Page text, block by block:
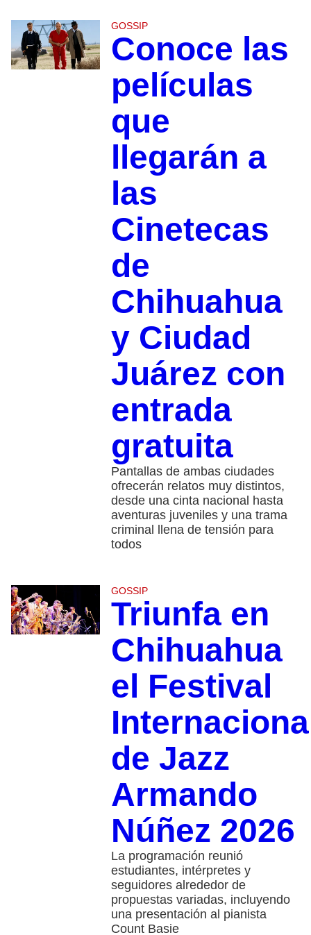
GOSSIP
Conoce las
películas
que
llegarán a
las
Cinetecas
de
Chihuahua
y Ciudad
Juárez con
entrada
gratuita
Pantallas de ambas ciudades
ofrecerán relatos muy distintos,
desde una cinta nacional hasta
aventuras juveniles y una trama
criminal llena de tensión para
todos
GOSSIP
Triunfa en
Chihuahua
el Festival
de Jazz
Armando
Núñez 2026
La programación reunió
estudiantes, intérpretes y
seguidores alrededor de
propuestas variadas, incluyendo
una presentación al pianista
Count Basie